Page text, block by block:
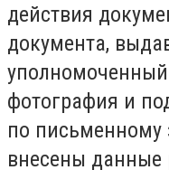
действия
документа,
фотография и
по письменному
внесены данные